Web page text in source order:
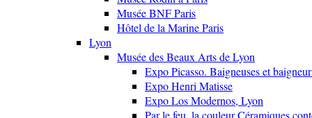
Musée BNF Paris
Hôtel de la Marine Paris
Lyon
Musée des Beaux Arts de Lyon
Expo Picasso. Baigneuses et
Expo Henri Matisse
Expo Los Modernos, Lyon